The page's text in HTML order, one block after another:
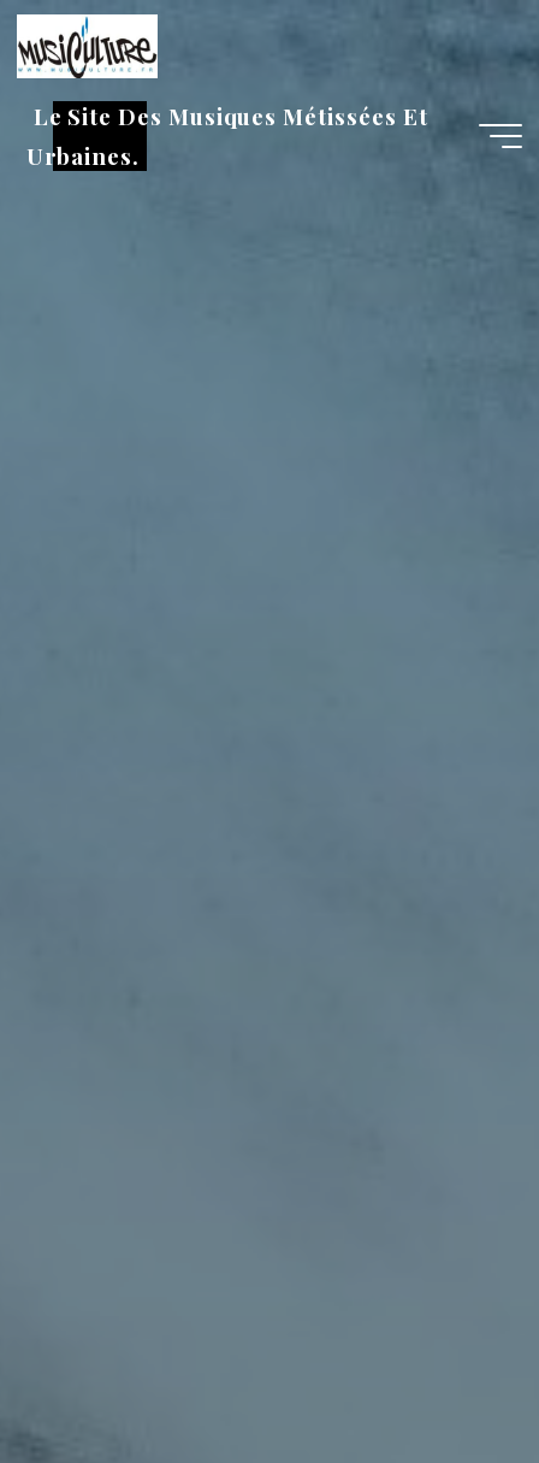
Aller
au
contenu
Le Site Des Musiques Métissées Et
Urbaines.